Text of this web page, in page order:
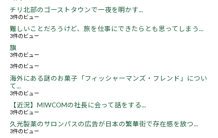
チリ北部のゴーストタウンで一夜を明かす...
3件のビュー
難しいことだろうけど、旅を仕事にできたらとも思ってしまう...
3件のビュー
旗
3件のビュー
3件のビュー
海外にある謎のお菓子「フィッシャーマンズ・フレンド」につい
て...
3件のビュー
【近況】MIWCOMの社長に会って話をする...
3件のビュー
久光製薬のサロンパスの広告が日本の繁華街で存在感を放つ...
3件のビュー